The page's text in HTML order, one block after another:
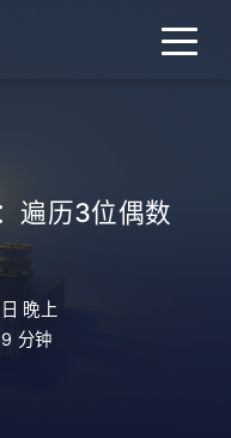
遍历3位偶数
晚上
分钟